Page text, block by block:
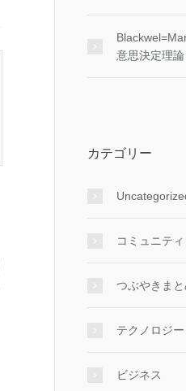
意思決定理論
カテゴリー
コミュニティ
つぶやきまと
テクノロジー
ビジネス